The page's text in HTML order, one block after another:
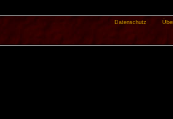
Datenschutz